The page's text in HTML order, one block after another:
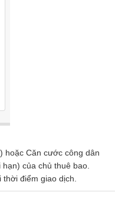
hoặc Căn cước công dân
của chủ thuê bao.
điểm giao dịch.